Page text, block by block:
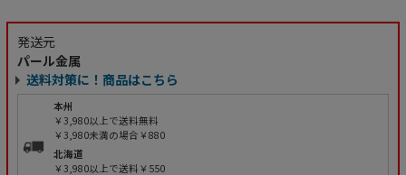
発送元
パール金属
送料対策に！商品はこちら
本州
￥3,980以上で送料無料
￥3,980未満の場合￥880
北海道
￥3,980以上で送料￥550